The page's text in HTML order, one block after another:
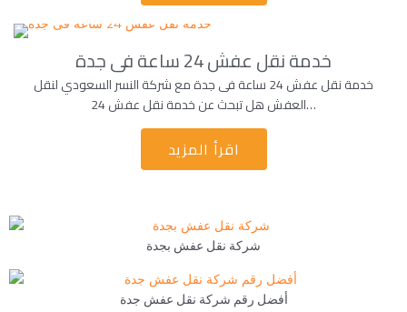
خدمة نقل عفش 24 ساعة فى جدة
خدمة نقل عفش 24 ساعة فى جدة مع شركة النسر السعودي لنقل
العفش هل تبحث عن خدمة نقل عفش 24…
اقرأ المزيد
شركة نقل عفش بجدة
أفضل رقم شركة نقل عفش جدة